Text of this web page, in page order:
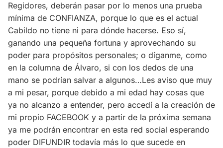
Regidores, deberán pasar por lo menos una prueba
mínima de CONFIANZA, porque lo que es el actual
Cabildo no tiene ni para dónde hacerse. Eso sí,
ganando una pequeña fortuna y aprovechando su
poder para propósitos personales; o díganme, como
en la columna de Álvaro, si con los dedos de una
mano se podrían salvar a algunos…Les aviso que muy
a mi pesar, porque debido a mi edad hay cosas que
ya no alcanzo a entender, pero accedí a la creación de
mi propio FACEBOOK y a partir de la próxima semana
ya me podrán encontrar en esta red social esperando
poder DIFUNDIR todavía más lo que sucede en